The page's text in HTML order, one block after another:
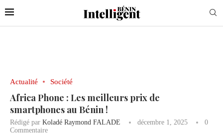
Actualité Société
Africa Phone : Les meilleurs prix de
smartphones au Bénin !
Rédigé par Koladé Raymond FALADE décembre 1, 2025
0
Commentaire